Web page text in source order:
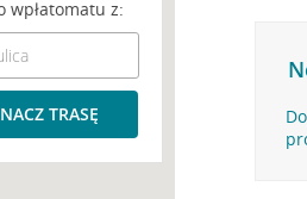
wpłatomatu z:
TRASĘ